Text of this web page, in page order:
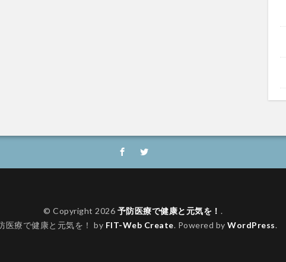
© Copyright 2026 予防医療で健康と元気を！ .
医療で健康と元気を！ by FIT-Web Create. Powered byWordPress.